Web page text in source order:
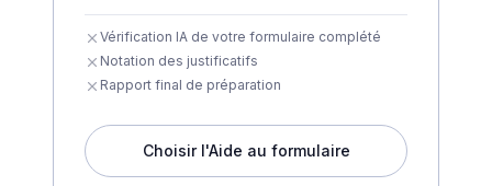
Vérification IA de votre formulaire complété
Notation des justificatifs
Rapport final de préparation
Choisir l'Aide au formulaire